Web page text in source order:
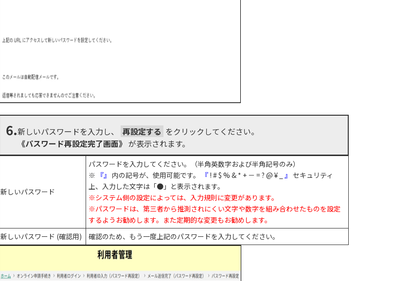
6.新しいパスワードを入力し、 再設定する をクリックしてください。
《パスワード再設定完了画面》 が表示されます。
新しいパスワード
パスワードを入力してください。（半角英数字および半角記号のみ）
※
『』 内の記号が、使用可能です。 『 ! # $ % & * + － = ? @ ¥ _ 』 セキュリティ
上、入力した文字は「●」と表示されます。
※システム側の設定によっては、入力規則に変更があります。
※パスワードは、第三者から推測されにくい文字や数字を組み合わせたものを設定
するようお勧めします。また定期的な変更もお勧めします。
新しいパスワード (確認用)
確認のため、もう一度上記のパスワードを入力してください。